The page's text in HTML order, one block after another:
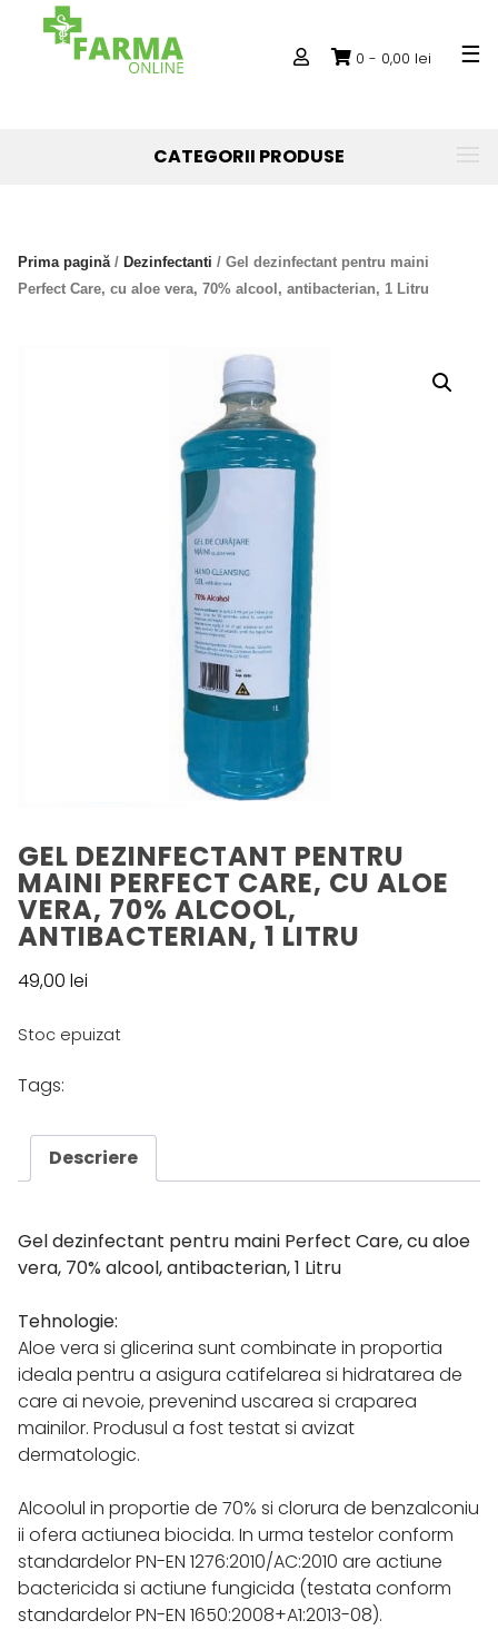
0 - 0,00 lei
CATEGORII PRODUSE
Prima pagină / Dezinfectanti / Gel dezinfectant pentru maini
Perfect Care, cu aloe vera, 70% alcool, antibacterian, 1 Litru
GEL DEZINFECTANT PENTRU
MAINI PERFECT CARE, CU ALOE
VERA, 70% ALCOOL,
ANTIBACTERIAN, 1 LITRU
49,00 lei
Stoc epuizat
Tags:
Descriere
Gel dezinfectant pentru maini Perfect Care, cu aloe
vera, 70% alcool, antibacterian, 1 Litru
Tehnologie:
Aloe vera si glicerina sunt combinate in proportia
ideala pentru a asigura catifelarea si hidratarea de
care ai nevoie, prevenind uscarea si craparea
mainilor. Produsul a fost testat si avizat
dermatologic.
Alcoolul in proportie de 70% si clorura de benzalconiu
ii ofera actiunea biocida. In urma testelor conform
standardelor PN-EN 1276:2010/AC:2010 are actiune
bactericida si actiune fungicida (testata conform
standardelor PN-EN 1650:2008+A1:2013-08).